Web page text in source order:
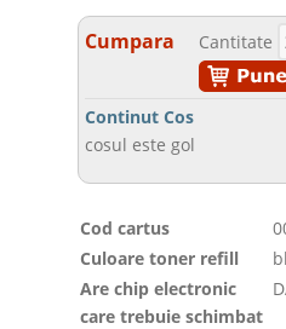
Cumpara Cantitate
Continut Cos
cosul este gol
Cod cartus
Culoare toner refill
Are chip electronic
care trebuie schimbat